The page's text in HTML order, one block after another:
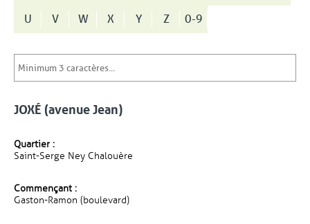
U
V W X Y Z 0-9
JOXÉ (avenue Jean)
Quartier :
Saint-Serge Ney Chalouère
Commençant :
Gaston-Ramon (boulevard)